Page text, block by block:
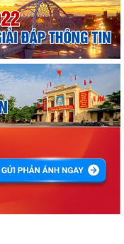
TUYÊN TRUYỀN, HƯỚNG
nữ đi thực tập kỹ thuật
7-1947 – 27-7-2026)
HIỆN MÔ HÌNH CHÍNH